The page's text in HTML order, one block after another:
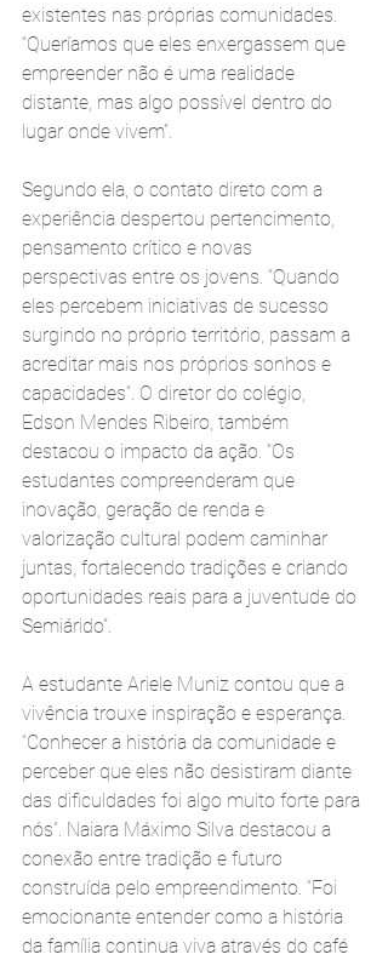
existentes nas próprias comunidades.
“Queríamos que eles enxergassem que
empreender não é uma realidade
distante, mas algo possível dentro do
lugar onde vivem”.
Segundo ela, o contato direto com a
experiência despertou pertencimento,
pensamento crítico e novas
perspectivas entre os jovens. “Quando
eles percebem iniciativas de sucesso
surgindo no próprio território, passam a
acreditar mais nos próprios sonhos e
capacidades”. O diretor do colégio,
Edson Mendes Ribeiro, também
destacou o impacto da ação. “Os
estudantes compreenderam que
inovação, geração de renda e
valorização cultural podem caminhar
juntas, fortalecendo tradições e criando
oportunidades reais para a juventude do
Semiárido”.
A estudante Ariele Muniz contou que a
vivência trouxe inspiração e esperança.
“Conhecer a história da comunidade e
perceber que eles não desistiram diante
das dificuldades foi algo muito forte para
nós”. Naiara Máximo Silva destacou a
conexão entre tradição e futuro
construída pelo empreendimento. “Foi
emocionante entender como a história
da família continua viva através do café